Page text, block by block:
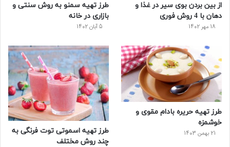
ت
از بین بردن بوی سیر در غذا و
دهان با 4 روش فوری
18 مهر 1402
طرز تهیه سمنو به روش سنتی و
بازاری در خانه
5 آبان 1402
طرز تهیه حریره بادام مقوی و
خوشمزه
21 بهمن 1403
طرز تهیه اسموتی توت فرنگی به
چند روش مختلف